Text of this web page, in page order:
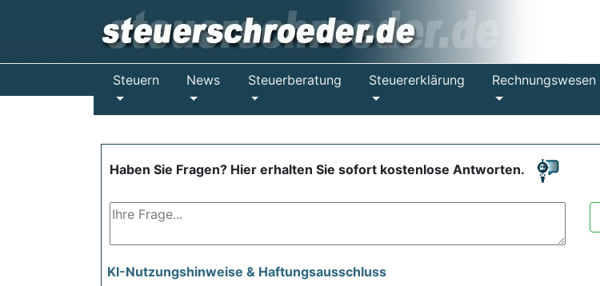
Steuern News Steuerberatung Steuererklärung Rechnungswesen
Haben Sie Fragen? Hier erhalten Sie sofort kostenlose Antworten.
KI-Nutzungshinweise & Haftungsausschluss